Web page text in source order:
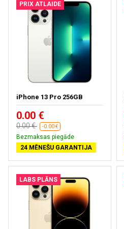
PRIX ATLAIDE
iPhone 13 Pro 256GB
0.00 €
0.00 € -0.00 €
Bezmaksas piegāde
24 MĒNEŠU GARANTIJA
LABS PLĀNS